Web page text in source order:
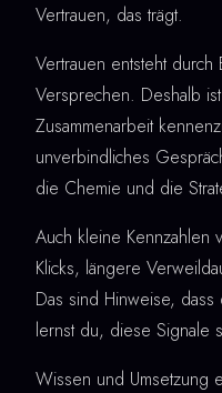
Vertrauen, das trägt.
Vertrauen entsteht
Versprechen. Deshalb
Zusammenarbeit
unverbindliches
die Chemie und die
Auch kleine Kennzahlen
Klicks, längere
Das sind Hinweise,
lernst du, diese Signale
Wissen und Umsetzung